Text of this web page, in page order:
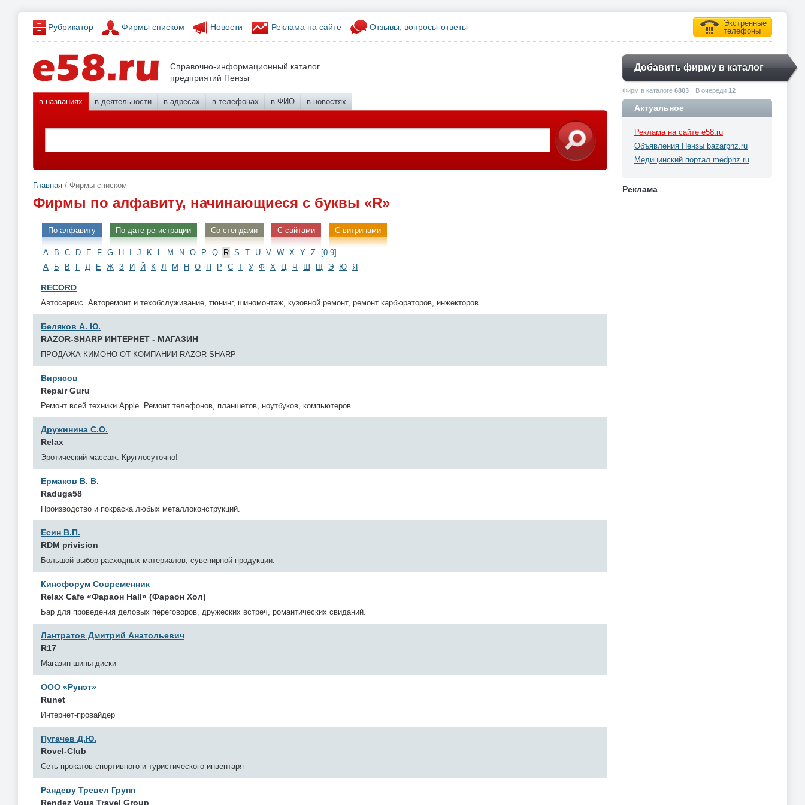
Рубрикатор Фирмы списком Новости Реклама на сайте Отзывы, вопросы-ответы
Экстренные
телефоны
Справочно-информационный каталог
предприятий Пензы
Добавить фирму в каталог
Фирм в каталоге 6803 В очереди 12
в названиях в деятельности в адресах в телефонах в ФИО в новостях
Главная / Фирмы списком
Фирмы по алфавиту, начинающиеся с буквы «R»
По алфавиту По дате регистрации Со стендами С сайтами С витринами
A B C D E F G H J K M N O P Q R S T U V W X Y Z
[0-9]
А
Б В Г Д Е Ж З И Й К Л М Н О П Р С Т У Ф Х Ч Э Ю Я
RECORD
Автосервис. Авторемонт и техобслуживание, тюнинг, шиномонтаж, кузовной ремонт, ремонт карбюраторов, инжекторов.
Беляков А. Ю.
RAZOR-SHARP ИНТЕРНЕТ - МАГАЗИН
ПРОДАЖА КИМОНО ОТ КОМПАНИИ RAZOR-SHARP
Вирясов
Repair Guru
Ремонт всей техники Apple. Ремонт телефонов, планшетов, ноутбуков, компьютеров.
Дружинина С.О.
Relax
Эротический массаж. Круглосуточно!
Ермаков В. В.
Raduga58
Производство и покраска любых металлоконструкций.
Есин В.П.
RDM privision
Большой выбор расходных материалов, сувенирной продукции.
Кинофорум Современник
Relax Cafe «Фараон Hall» (Фараон Хол)
Бар для проведения деловых переговоров, дружеских встреч, романтических свиданий.
Лантратов Дмитрий Анатольевич
R17
Магазин шины диски
ООО «Рунэт»
Runet
Интернет-провайдер
Пугачев Д.Ю.
Rovel-Club
Сеть прокатов спортивного и туристического инвентаря
Рандеву Тревел Групп
Rendez Vous Travel Group
Актуальное
Реклама на сайте e58.ru
Объявления Пензы bazarpnz.ru
Медицинский портал medpnz.ru
Реклама